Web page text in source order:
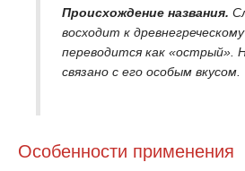
Происхождение названия.
восходит к
переводится как «острый».
связано с его особым вкусом.
Особенности применения